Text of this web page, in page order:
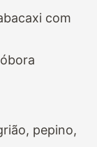
com
pepino,